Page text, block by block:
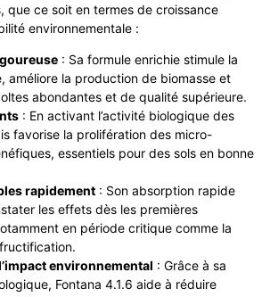
que ce soit en termes de croissance
environnementale :
: Sa formule enrichie stimule la
améliore la production de biomasse et
abondantes et de qualité supérieure.
: En activant l’activité biologique des
favorise la prolifération des micro-
essentiels pour des sols en bonne
rapidement : Son absorption rapide
les effets dès les premières
en période critique comme la
environnemental : Grâce à sa
Fontana 4.1.6 aide à réduire